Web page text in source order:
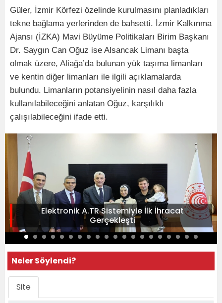
Güler, İzmir Körfezi özelinde kurulmasını planladıkları
tekne bağlama yerlerinden de bahsetti. İzmir Kalkınma
Ajansı (İZKA) Mavi Büyüme Politikaları Birim Başkanı
Dr. Saygın Can Oğuz ise Alsancak Limanı başta
olmak üzere, Aliağa’da bulunan yük taşıma limanları
ve kentin diğer limanları ile ilgili açıklamalarda
bulundu. Limanların potansiyelinin nasıl daha fazla
kullanılabileceğini anlatan Oğuz, karşılıklı
çalışılabileceğini ifade etti.
Elektronik A.TR Sistemiyle İlk İhracat
Gerçekleşti
Neler Söylendi?
Site